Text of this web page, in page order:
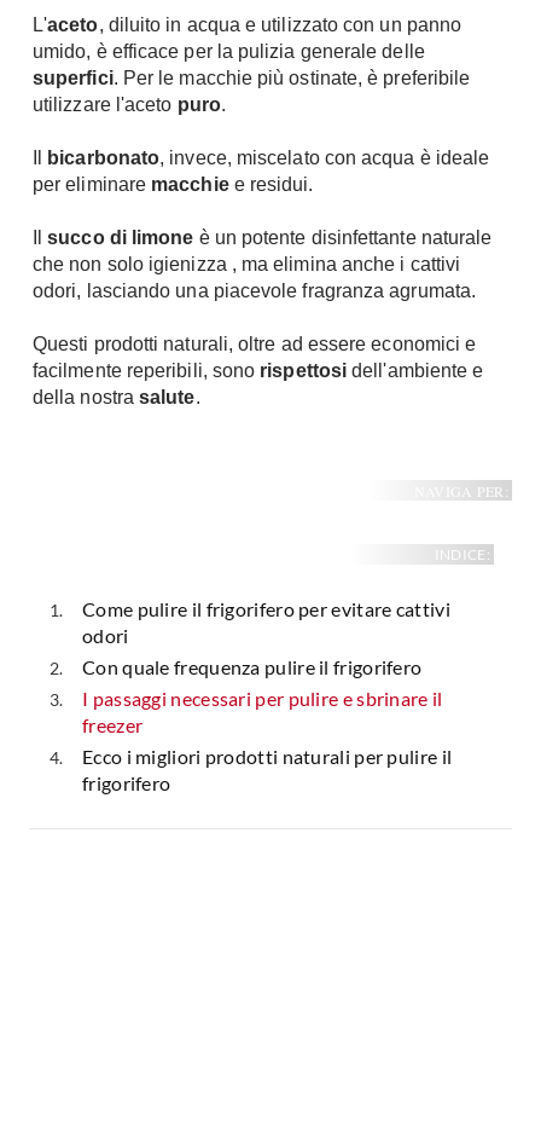
L'aceto, diluito in acqua e utilizzato con un panno
umido, è efficace per la pulizia generale delle
superfici. Per le macchie più ostinate, è preferibile
utilizzare l'aceto puro.
bicarbonato, invece, miscelato con acqua è ideale
per eliminare macchiee residui.
Ilsucco di limone è un potente disinfettante naturale
che non solo igienizza , ma elimina anche i cattivi
odori, lasciando una piacevole fragranza agrumata.
Questi prodotti naturali, oltre ad essere economici e
facilmente reperibili, sono rispettosi dell'ambiente e
della nostrasalute.
NAVIGA PER:
INDICE:
Come pulire il frigorifero per evitare cattivi
odori
Con quale frequenza pulire il frigorifero
I passaggi necessari per pulire e sbrinare il
freezer
Ecco i migliori prodotti naturali per pulire il
frigorifero